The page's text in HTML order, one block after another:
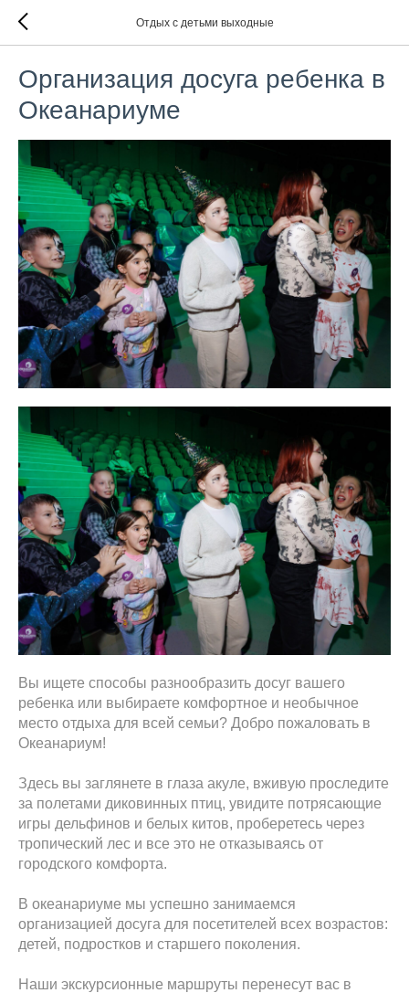
Отдых с детьми выходные
Организация досуга ребенка в
Океанариуме
Вы ищете способы разнообразить досуг вашего
ребенка или выбираете комфортное и необычное
место отдыха для всей семьи? Добро пожаловать в
Океанариум!
Здесь вы заглянете в глаза акуле, вживую проследите
за полетами диковинных птиц, увидите потрясающие
игры дельфинов и белых китов, проберетесь через
тропический лес и все это не отказываясь от
городского комфорта.
В океанариуме мы успешно занимаемся
организацией досуга для посетителей всех возрастов:
детей, подростков и старшего поколения.
Наши экскурсионные маршруты перенесут вас в